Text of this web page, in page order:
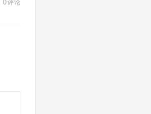
0评论